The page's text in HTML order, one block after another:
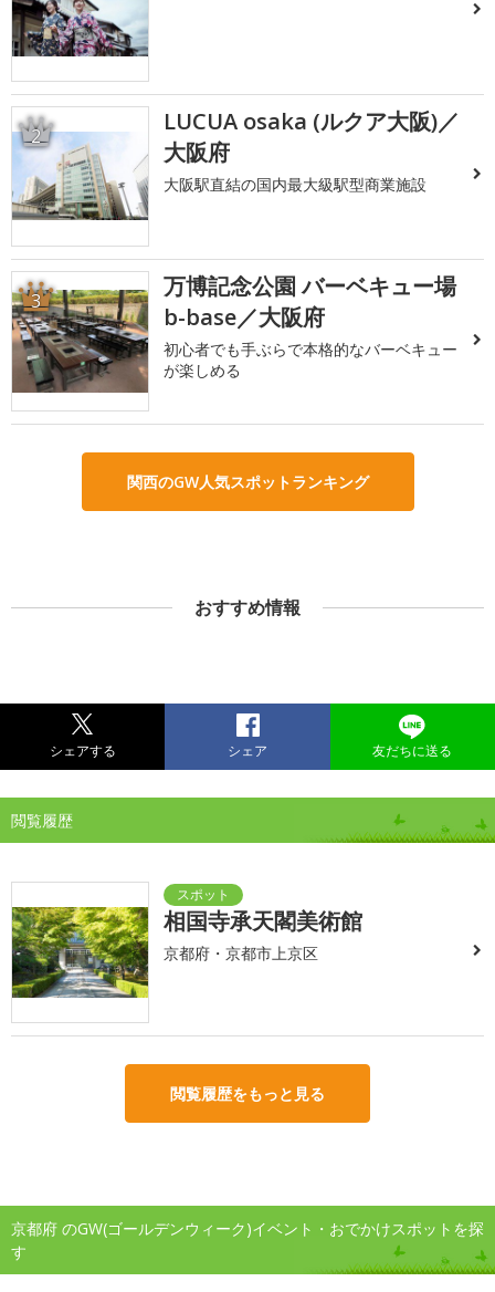
2
LUCUA osaka (ルクア大阪)／
大阪府
大阪駅直結の国内最大級駅型商業施設
3
万博記念公園 バーベキュー場
b-base／大阪府
初心者でも手ぶらで本格的なバーベキュー
が楽しめる
関西のGW人気スポットランキング
おすすめ情報
シェアする シェア 友だちに送る
閲覧履歴
相国寺承天閣美術館
京都府・京都市上京区
閲覧履歴をもっと見る
京都府 のGW(ゴールデンウィーク)イベント・おでかけスポットを探
す